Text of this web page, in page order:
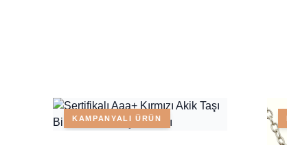
KAMPANYALI ÜRÜN